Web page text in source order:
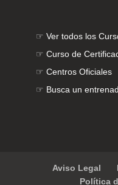
☞ Ver todos los
☞ Curso de
☞ Centros Oficiales
☞ Busca un
Aviso Legal
Política